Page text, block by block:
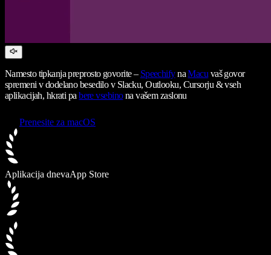
Namesto tipkanja preprosto govorite – SpeechifynaMacu vaš govor
spremeni v dodelano besedilo v Slacku, Outlooku, Cursorju & vseh
aplikacijah, hkrati pabere vsebinona vašem zaslonu
Prenesite za macOS
Aplikacija dnevaApp Store